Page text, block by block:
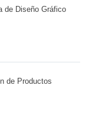
de Diseño Gráfico
de Productos